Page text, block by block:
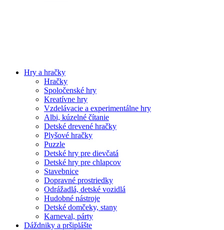
Hry a hračky
Hračky
Spoločenské hry
Kreatívne hry
Vzdelávacie a experimentálne hry
Albi, kúzelné čítanie
Detské drevené hračky
Plyšové hračky
Puzzle
Detské hry pre dievčatá
Detské hry pre chlapcov
Stavebnice
Dopravné prostriedky
Odrážadlá, detské vozidlá
Hudobné nástroje
Detské domčeky, stany
Karneval, párty
Dáždniky a pršiplášte